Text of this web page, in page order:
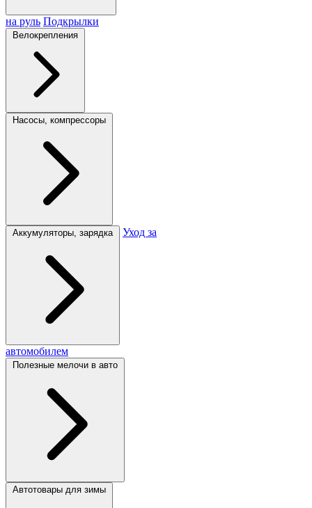
на руль Подкрылки
Велокрепления
Насосы, компрессоры
Аккумуляторы, зарядка Уход за
автомобилем
Полезные мелочи в авто
Автотовары для зимы